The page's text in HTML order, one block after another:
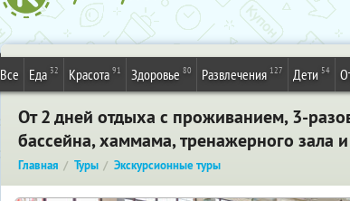
Все Еда 32 Красота 91 Здоровье 80 Развлечения 127 Дети 54
От 2 дней отдыха с проживанием, 3-
бассейна, хаммама, тренажерного зала
Главная Туры Экскурсионные туры